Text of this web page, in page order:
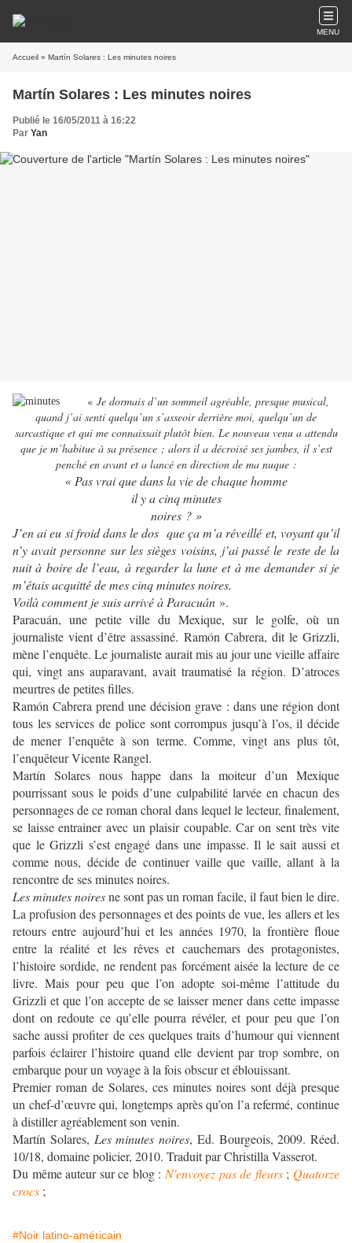
MENU
Accueil » Martín Solares : Les minutes noires
Martín Solares : Les minutes noires
Publié le 16/05/2011 à 16:22
Par Yan
« Je dormais d’un sommeil agréable, presque musical,
quand j’ai senti quelqu’un s’asseoir derrière moi, quelqu’un de
sarcastique et qui me connaissait plutôt bien. Le nouveau venu a attendu
que je m’habitue à sa présence ; alors il a décroisé ses jambes, il s’est
penché en avant et a lancé en direction de ma nuque :
« Pas vrai que dans la vie de chaque homme
il y a cinq minutes
noires ? »
J’en ai eu si froid dans le dos que ça m’a réveillé et, voyant qu’il
n’y avait personne sur les sièges voisins, j’ai passé le reste de la
nuit à boire de l’eau, à regarder la lune et à me demander si je
m’étais acquitté de mes cinq minutes noires.
Voilà comment je suis arrivé à Paracuán ».
Paracuán, une petite ville du Mexique, sur le golfe, où un
journaliste vient d’être assassiné. Ramón Cabrera, dit le Grizzli,
mène l’enquête. Le journaliste aurait mis au jour une vieille affaire
qui, vingt ans auparavant, avait traumatisé la région. D’atroces
meurtres de petites filles.
Ramón Cabrera prend une décision grave : dans une région dont
tous les services de police sont corrompus jusqu’à l’os, il décide
de mener l’enquête à son terme. Comme, vingt ans plus tôt,
l’enquêteur Vicente Rangel.
Martín Solares nous happe dans la moiteur d’un Mexique
pourrissant sous le poids d’une culpabilité larvée en chacun des
personnages de ce roman choral dans lequel le lecteur, finalement,
se laisse entrainer avec un plaisir coupable. Car on sent très vite
que le Grizzli s’est engagé dans une impasse. Il le sait aussi et
comme nous, décide de continuer vaille que vaille, allant à la
rencontre de ses minutes noires.
Les minutes noiresne sont pas un roman facile, il faut bien le dire.
La profusion des personnages et des points de vue, les allers et les
retours entre aujourd’hui et les années 1970, la frontière floue
entre la réalité et les rêves et cauchemars des protagonistes,
l’histoire sordide, ne rendent pas forcément aisée la lecture de ce
livre. Mais pour peu que l’on adopte soi-même l’attitude du
Grizzli et que l’on accepte de se laisser mener dans cette impasse
dont on redoute ce qu’elle pourra révéler, et pour peu que l’on
sache aussi profiter de ces quelques traits d’humour qui viennent
parfois éclairer l’histoire quand elle devient par trop sombre, on
embarque pour un voyage à la fois obscur et éblouissant.
Premier roman de Solares, ces minutes noires sont déjà presque
un chef-d’œuvre qui, longtemps après qu’on l’a refermé, continue
à distiller agréablement son venin.
Martín Solares, Les minutes noires, Ed. Bourgeois, 2009. Réed.
10/18, domaine policier, 2010. Traduit par Christilla Vasserot.
Du même auteur sur ce blog : N'envoyez pas de fleurs; Quatorze
crocs ;
#Noir latino-américain